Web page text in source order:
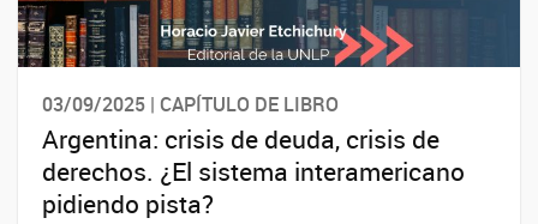
03/09/2025 | CAPÍTULO DE LIBRO
Argentina: crisis de deuda, crisis de
derechos. ¿El sistema interamericano
pidiendo pista?